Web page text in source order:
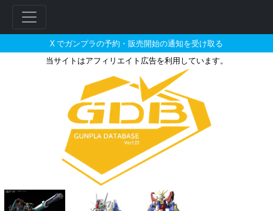
X でガンプラの予約・販売開始の通知を受け取る
当サイトはアフィリエイト広告を利用しています。
MG 1/100 MS-06F/Jザク2コーテ